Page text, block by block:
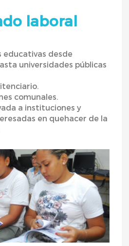
laboral
educativas desde
universidades públicas
comunales.
a instituciones y
en quehacer de la